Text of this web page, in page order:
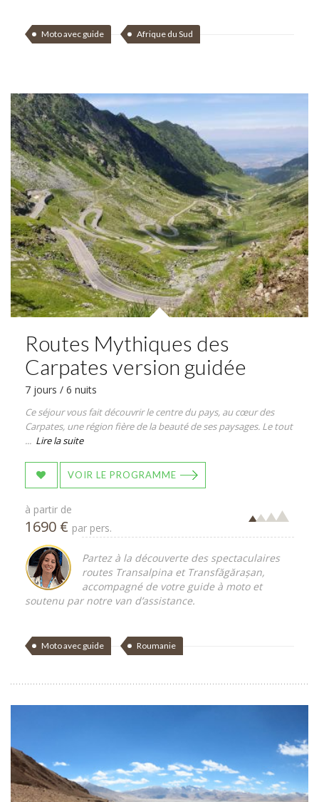
Moto avec guide Afrique du Sud
Routes Mythiques des
Carpates version guidée
7 jours / 6 nuits
Ce séjour vous fait découvrir le centre du pays, au cœur des
Carpates, une région fière de la beauté de ses paysages. Le tout
... Lire la suite
VOIR LE PROGRAMME
à partir de
1690 € par pers.
Partez à la découverte des spectaculaires
routes Transalpina et Transfăgărașan,
accompagné de votre guide à moto et
soutenu par notre van d’assistance.
Moto avec guide Roumanie